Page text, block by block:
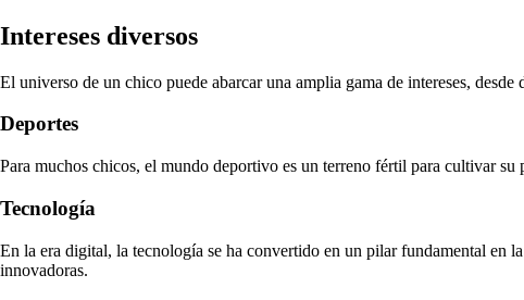
Intereses diversos
El universo de un chico puede abarcar una amplia gama de intereses,
Deportes
Para muchos chicos, el mundo deportivo es un terreno fértil para cultivar
Tecnología
En la era digital, la tecnología se ha convertido en un pilar fundamental en
innovadoras.